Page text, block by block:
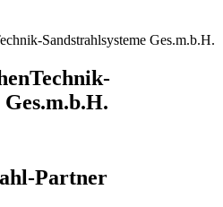
Sandstrahlsysteme Ges.m.b.H.
Partner